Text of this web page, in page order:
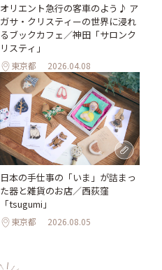
オリエント急行の客車のよう♪ ア
ガサ・クリスティーの世界に浸れ
るブックカフェ／神田「サロンク
リスティ」
東京都 2026.04.08
日本の手仕事の「いま」が詰まっ
た器と雑貨のお店／西荻窪
「tsugumi」
東京都 2026.08.05